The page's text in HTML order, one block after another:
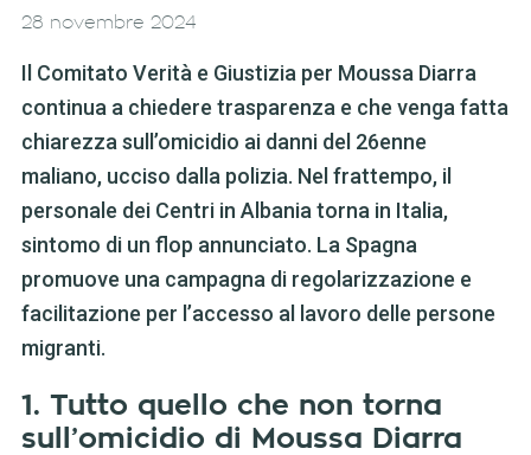
28 novembre 2024
Il Comitato Verità e Giustizia per Moussa Diarra
continua a chiedere trasparenza e che venga fatta
chiarezza sull’omicidio ai danni del 26enne
maliano, ucciso dalla polizia. Nel frattempo, il
personale dei Centri in Albania torna in Italia,
sintomo di un flop annunciato. La Spagna
promuove una campagna di regolarizzazione e
facilitazione per l’accesso al lavoro delle persone
migranti.
1. Tutto quello che non torna
sull’omicidio di Moussa Diarra